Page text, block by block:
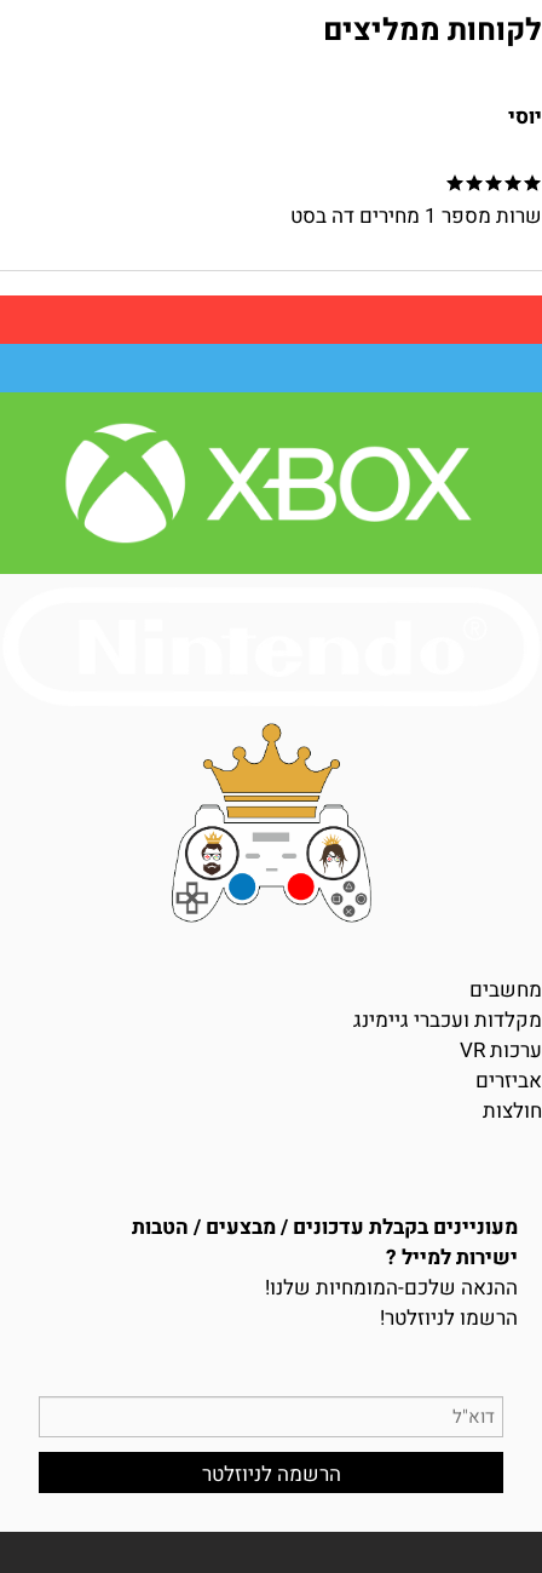
לקוחות ממליצים
יוסי
שרות מספר 1 מחירים דה בסט
מחשבים
מקלדות ועכברי גיימינג
ערכות VR
אביזרים
חולצות
מעוניינים בקבלת עדכונים / מבצעים / הטבות
ישירות למייל ?
ההנאה שלכם-המומחיות שלנו!
הרשמו לניוזלטר!